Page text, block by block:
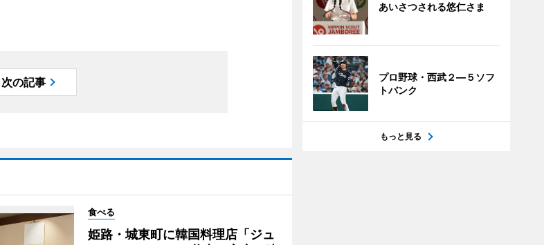
次の記事
食べる
姫路・城東町に韓国料理店「ジュ
あいさつされる悠仁さま
プロ野球・西武２―５ソフ
トバンク
もっと見る